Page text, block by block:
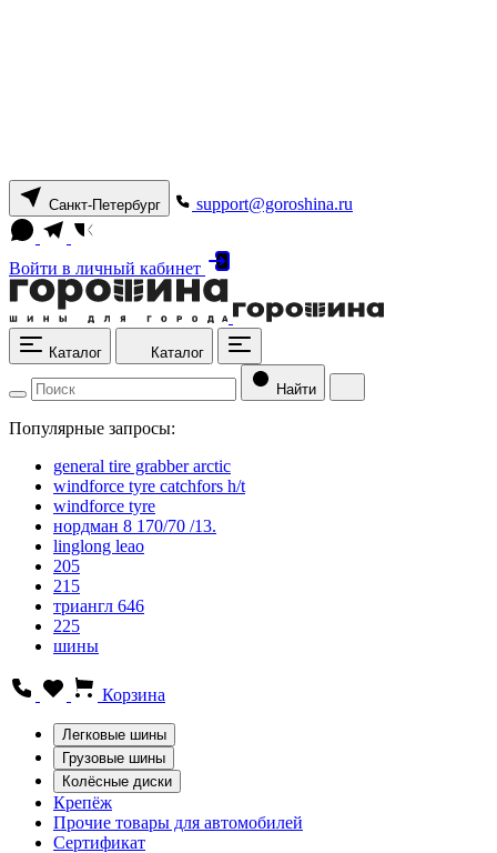
Санкт-Петербург support@goroshina.ru
Войти в личный кабинет
Каталог Каталог
Найти
Популярные запросы:
general tire grabber arctic
windforce tyre catchfors h/t
windforce tyre
нордман 8 170/70 /13.
linglong leao
205
215
триангл 646
225
шины
Корзина
Легковые шины
Грузовые шины
Колёсные диски
Крепёж
Прочие товары для автомобилей
Сертификат